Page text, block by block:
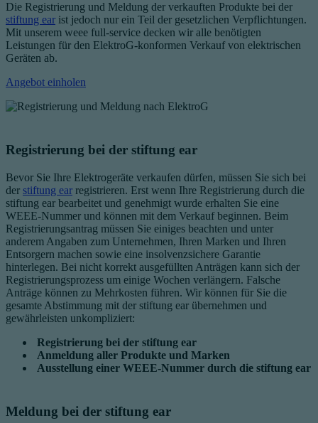
Die Registrierung und Meldung der verkauften Produkte bei der
stiftung ear ist jedoch nur ein Teil der gesetzlichen Verpflichtungen.
Mit unserem weee full-service decken wir alle benötigten
Leistungen für den ElektroG-konformen Verkauf von elektrischen
Geräten ab.
Angebot einholen
Registrierung bei der stiftung ear
Bevor Sie Ihre Elektrogeräte verkaufen dürfen, müssen Sie sich bei
der stiftung ear registrieren. Erst wenn Ihre Registrierung durch die
stiftung ear bearbeitet und genehmigt wurde erhalten Sie eine
WEEE-Nummer und können mit dem Verkauf beginnen. Beim
Registrierungsantrag müssen Sie einiges beachten und unter
anderem Angaben zum Unternehmen, Ihren Marken und Ihren
Entsorgern machen sowie eine insolvenzsichere Garantie
hinterlegen. Bei nicht korrekt ausgefüllten Anträgen kann sich der
Registrierungsprozess um einige Wochen verlängern. Falsche
Anträge können zu Mehrkosten führen. Wir können für Sie die
gesamte Abstimmung mit der stiftung ear übernehmen und
gewährleisten unkompliziert:
Registrierung bei der stiftung ear
Anmeldung aller Produkte und Marken
Ausstellung einer WEEE-Nummer durch die stiftung ear
Meldung bei der stiftung ear